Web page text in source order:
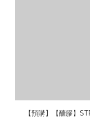
【預購】【醣膠】